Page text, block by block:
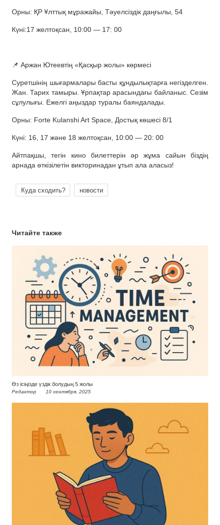
Орны: ҚР Ұлттық мұражайы, Тәуелсіздік даңғылы, 54
Күні:17 желтоқсан, 10:00 — 17: 00
📌 Аржан Ютеевтің «Қасқыр жолы» көрмесі
Суретшінің шығармалары басты құндылықтарға негізделген.
Жан. Тарих тамыры. Ұрпақтар арасындағы байланыс. Сезім
сұлулығы. Ежелгі аңыздар туралы баяндалады.
Орны: Forte Kulanshi Art Space, Достық көшесі 8/1
Күні: 16, 17 және 18 желтоқсан, 10:00 — 20: 00
Айтпақшы, тегін кино билеттерін әр жұма сайын біздің
арнада өткізілетін викторинадан ұтып ала аласыз!
Куда сходить? новости
Читайте также
Өз ісіңізде үздік болудың 5 жолы
Редактор 10 сентября, 2025